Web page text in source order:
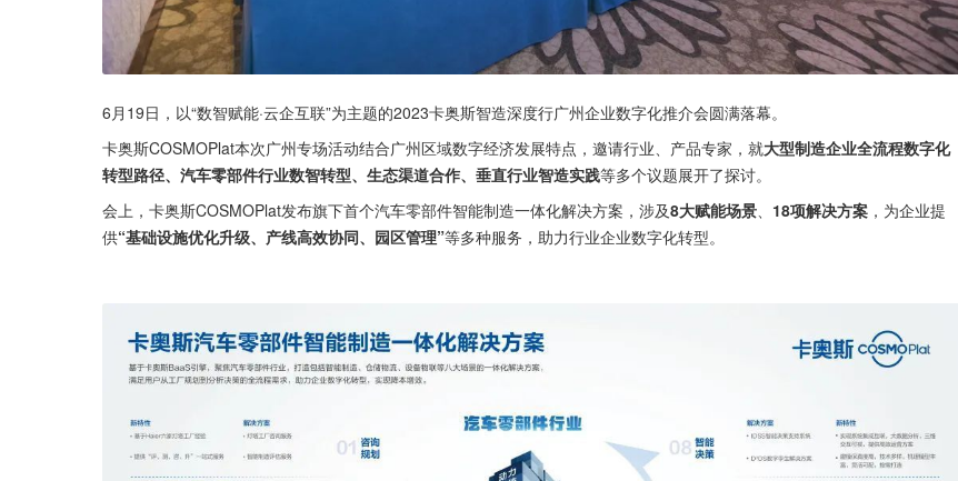
6月19日，以“数智赋能·云企互联”为主题的2023卡奥斯智造深度行广州企业数字化推介会圆满落幕。
卡奥斯COSMOPlat本次广州专场活动结合广州区域数字经济发展特点，邀请行业、产品专家，就大型制造企业全流程数字化
转型路径、汽车零部件行业数智转型、生态渠道合作、垂直行业智造实践等多个议题展开了探讨。
会上，卡奥斯COSMOPlat发布旗下首个汽车零部件智能制造一体化解决方案，涉及8大赋能场景、 18项解决方案 ，为企业提
供“基础设施优化升级、产线高效协同、园区管理”等多种服务，助力行业企业数字化转型。